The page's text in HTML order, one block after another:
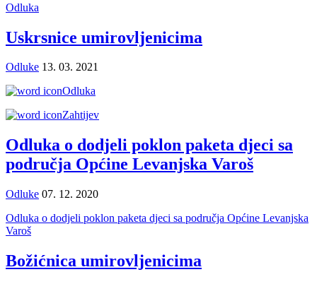
Odluka
Uskrsnice umirovljenicima
Odluke 13. 03. 2021
Odluka
Zahtijev
Odluka o dodjeli poklon paketa djeci sa
područja Općine Levanjska Varoš
Odluke 07. 12. 2020
Odluka o dodjeli poklon paketa djeci sa područja Općine Levanjska
Varoš
Božićnica umirovljenicima